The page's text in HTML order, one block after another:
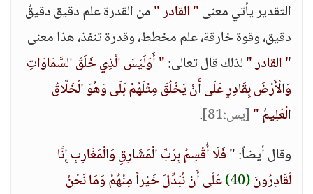
التقدير يأتي معنى" القادر "من القدرة علم دقيق دقيقٌ
دقيق، وقوة خارقة، علم مخطط، وقدرة تنفذ، هذا معنى
" القادر "لذلك قال تعالى:" أَوَلَيْسَ الَّذِي خَلَقَ السَّمَاوَاتِ
وَالْأَرْضَ بِقَادِرٍ عَلَى أَنْ يَخْلُقَ مِثْلَهُمْ بَلَى وَهُوَ الْخَلَّاقُ
الْعَلِيمُ "[يس:81]
.
وقال أيضاً:" فَلَا أُقْسِمُ بِرَبِّ الْمَشَارِقِ وَالْمَغَارِبِ إِنَّا
لَقَادِرُونَ(40)
عَلَى أَنْ نُبَدِّلَ خَيْراً مِنْهُمْ وَمَا نَحْنُ